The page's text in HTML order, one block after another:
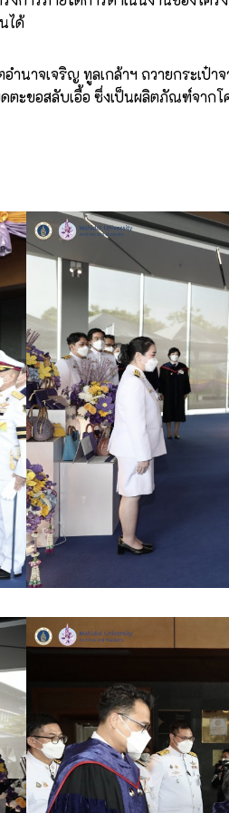
ได้
นาจเจริญ ทูลเกล้าฯ ถวายกระเป๋า
ะขอสลับเอื้อ ซึ่งเป็นผลิตภัณฑ์จาก